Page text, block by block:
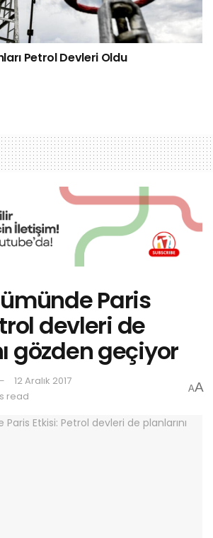
Petrol Devleri Oldu
Paris
devleri de
gözden geçiyor
12 Aralık 2017
read
AA